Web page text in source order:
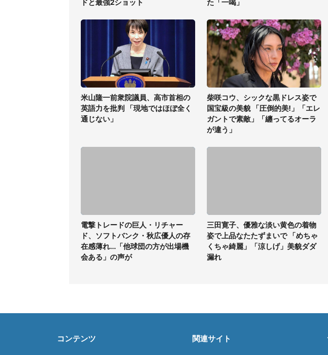
ドと最強2ショット
た「一喝」
米山隆一前衆院議員、高市首相の
英語力を批判 「現地ではほぼ全く
通じない」
柴咲コウ、シックな黒ドレス姿で
国宝級の美貌 「圧倒的美!」「エレ
ガントで素敵」「纏ってるオーラ
が違う」
電撃トレードの巨人・リチャー
ド、ソフトバンク・秋広優人の存
在感薄れ...「他球団の方が出場機
会ある」の声が
三田寛子、優雅な淡い黄色の着物
姿で上品なたたずまいで 「めちゃ
くちゃ綺麗」「涼しげ」美貌ダダ
漏れ
コンテンツ 関連サイト